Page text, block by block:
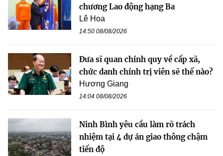
chương Lao động hạng Ba
Lê Hoa
14:50 08/08/2026
Đưa sĩ quan chính quy về cấp xã,
chức danh chính trị viên sẽ thế nào?
Hương Giang
14:04 08/08/2026
Ninh Bình yêu cầu làm rõ trách
nhiệm tại 4 dự án giao thông chậm
tiến độ